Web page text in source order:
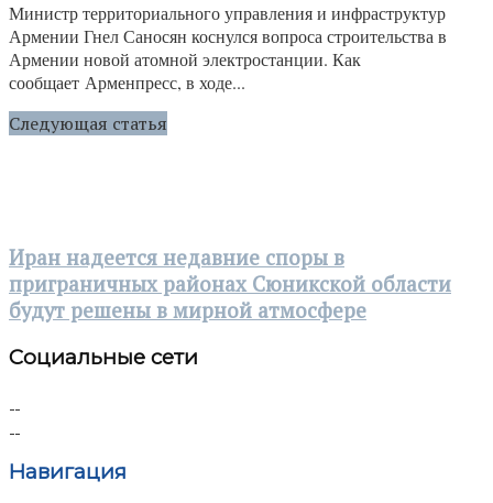
Министр территориального управления и инфраструктур
Армении Гнел Саносян коснулся вопроса строительства в
Армении новой атомной электростанции. Как
сообщает Арменпресс, в ходе...
Следующая статья
Иран надеется недавние споры в
приграничных районах Сюникской области
будут решены в мирной атмосфере
Социальные сети
Навигация